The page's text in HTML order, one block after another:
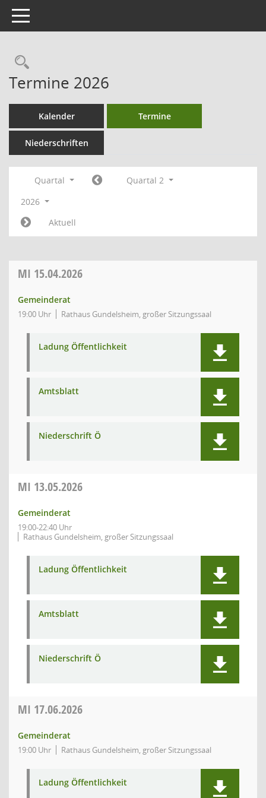
Toggle navigation
Termine 2026
Kalender Termine
Niederschriften
Quartal
Quartal 2
2026
Aktuell
MI 15.04.2026
Gemeinderat
19:00 Uhr Rathaus Gundelsheim, großer Sitzungssaal
Ladung Öffentlichkeit
Amtsblatt
Niederschrift Ö
MI 13.05.2026
Gemeinderat
19:00-22:40 Uhr
Rathaus Gundelsheim, großer Sitzungssaal
Ladung Öffentlichkeit
Amtsblatt
Niederschrift Ö
MI 17.06.2026
Gemeinderat
19:00 Uhr Rathaus Gundelsheim, großer Sitzungssaal
Ladung Öffentlichkeit